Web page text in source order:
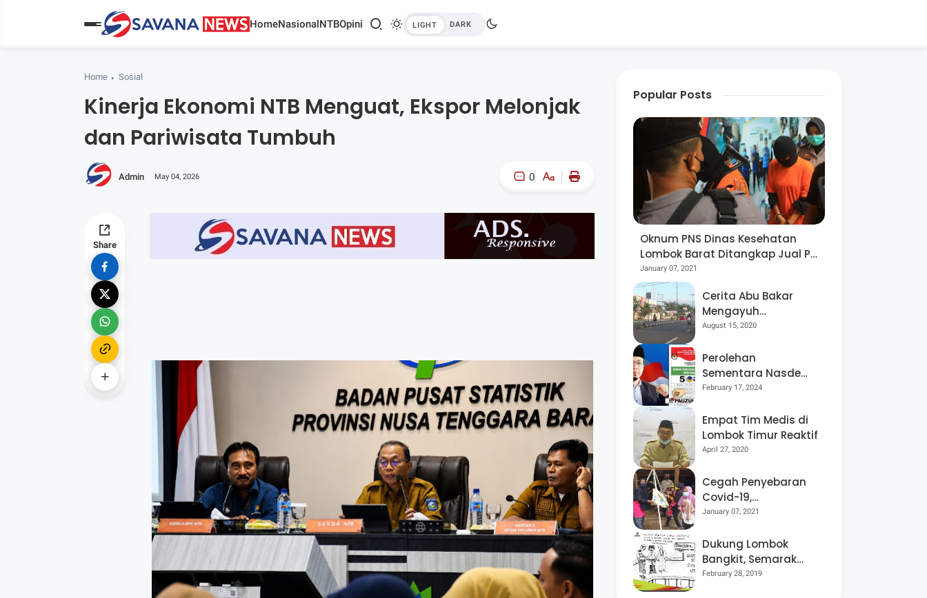
HomeNasionalNTBOpini
Home Sosial
Kinerja Ekonomi NTB Menguat, Ekspor Melonjak
dan Pariwisata Tumbuh
Admin May 04, 2026 0
A-
Share
Popular Posts
Oknum PNS Dinas Kesehatan
Lombok Barat Ditangkap Jual Pil
Ekstasi
January 07, 2021
Cerita Abu Bakar
Mengayuh
Sepedanya Selama
Menggelorakan
Kemerdekaan
August 15, 2020
Perolehan
Sementara Nasdem
Lobar Tertinggi,
Berpeluang “Rebut”
Kursi Dapil 3
February 17, 2024
Empat Tim Medis di
Lombok Timur Reaktif
April 27, 2020
Cegah Penyebaran
Covid-19,
Bhabinkamtibmas
Kegiatan Posyandu
January 07, 2021
Dukung Lombok
Bangkit, Semarak
Pesta Rakyat
February 28, 2019